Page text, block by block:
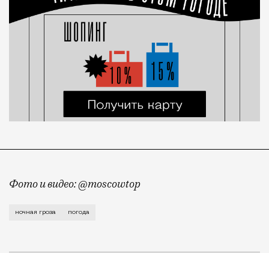
Фото и видео: @moscowtop
После нескольких дней жары Москву ночью
ночная гроза погода